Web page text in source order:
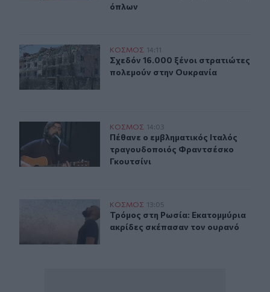
όπλων
Σχεδόν 16.000 ξένοι στρατιώτες πολεμούν στην
ΚΟΣΜΟΣ 14:11
Σχεδόν 16.000 ξένοι στρατιώτες
Σχεδόν 16.000 ξένοι στρατιώτες
πολεμούν στην Ουκρανία
Πέθανε ο εμβληματικός Ιταλός τραγουδοποιός
ΚΟΣΜΟΣ 14:03
Πέθανε ο εμβληματικός Ιταλός
Πέθανε ο εμβληματικός Ιταλός
τραγουδοποιός Φραντσέσκο
Γκουτσίνι
Τρόμος στη Ρωσία: Εκατομμύρια ακρίδες σκέπασαν
ΚΟΣΜΟΣ 13:05
Τρόμος στη Ρωσία: Εκατομμύρια
Τρόμος στη Ρωσία: Εκατομμύρια
ακρίδες σκέπασαν τον ουρανό